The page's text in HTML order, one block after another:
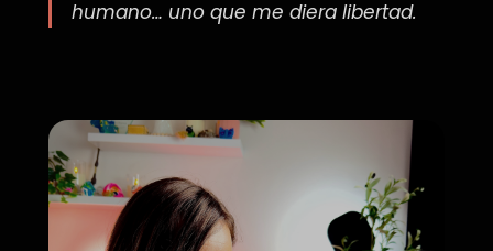
humano… uno que me diera libertad.